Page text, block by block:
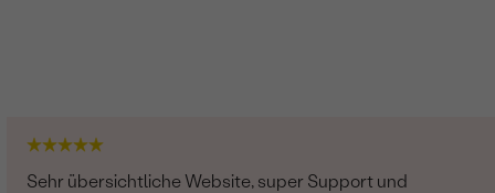
Sehr übersichtliche Website, super Support und